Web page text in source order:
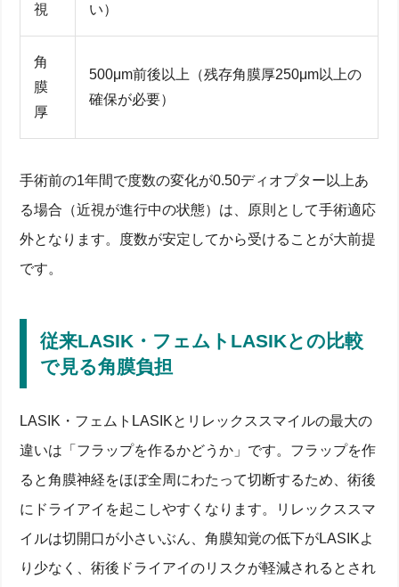
視
い）
角
膜
厚
500μm前後以上（残存角膜厚250μm以上の
確保が必要）
手術前の1年間で度数の変化が0.50ディオプター以上あ
る場合（近視が進行中の状態）は、原則として手術適応
外となります。度数が安定してから受けることが大前提
です。
従来LASIK・フェムトLASIKとの比較
で見る角膜負担
LASIK・フェムトLASIKとリレックススマイルの最大の
違いは「フラップを作るかどうか」です。フラップを作
ると角膜神経をほぼ全周にわたって切断するため、術後
にドライアイを起こしやすくなります。リレックススマ
イルは切開口が小さいぶん、角膜知覚の低下がLASIKよ
り少なく、術後ドライアイのリスクが軽減されるとされ